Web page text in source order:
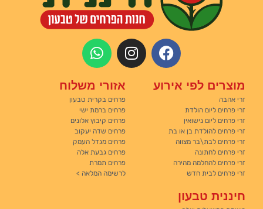
מוצרים לפי אירוע
זרי אהבה
זרי פרחים ליום הולדת
זרי פרחים ליום נישואין
זרי פרחים להולדת בן או בת
זרי פרחים לבת\בר מצווה
זרי פרחים לחתונה
זרי פרחים להחלמה מהירה
זרי פרחים לבית חדש
אזורי משלוח
פרחים בקרית טבעון
פרחים ברמת ישי
פרחים קיבוץ אלונים
פרחים שדה יעקוב
פרחים מגדל העמק
פרחים גבעת אלה
פרחים תמרת
לרשימה המלאה >
חיננית טבעון